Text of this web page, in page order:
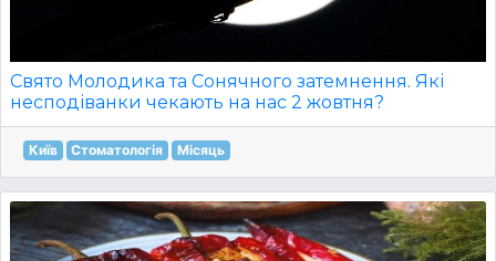
Свято Молодика та Сонячного затемнення. Які
несподіванки чекають на нас 2 жовтня?
Київ Стоматологія Місяць